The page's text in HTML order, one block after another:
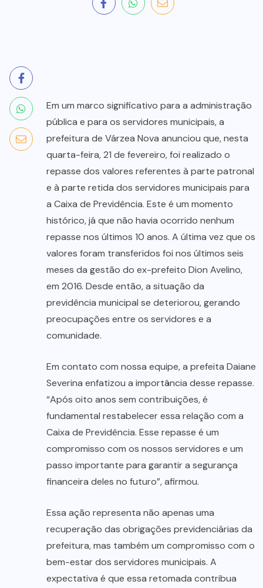
Em um marco significativo para a administração
pública e para os servidores municipais, a
prefeitura de Várzea Nova anunciou que, nesta
quarta-feira, 21 de fevereiro, foi realizado o
repasse dos valores referentes à parte patronal
e à parte retida dos servidores municipais para
a Caixa de Previdência. Este é um momento
histórico, já que não havia ocorrido nenhum
repasse nos últimos 10 anos. A última vez que os
valores foram transferidos foi nos últimos seis
meses da gestão do ex-prefeito Dion Avelino,
em 2016. Desde então, a situação da
previdência municipal se deteriorou, gerando
preocupações entre os servidores e a
comunidade.
Em contato com nossa equipe, a prefeita Daiane
Severina enfatizou a importância desse repasse.
“Após oito anos sem contribuições, é
fundamental restabelecer essa relação com a
Caixa de Previdência. Esse repasse é um
compromisso com os nossos servidores e um
passo importante para garantir a segurança
financeira deles no futuro”, afirmou.
Essa ação representa não apenas uma
recuperação das obrigações previdenciárias da
prefeitura, mas também um compromisso com o
bem-estar dos servidores municipais. A
expectativa é que essa retomada contribua